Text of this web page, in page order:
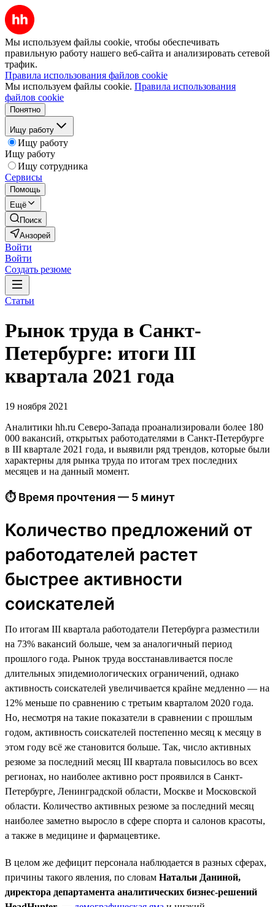
Мы используем файлы cookie, чтобы обеспечивать
правильную работу нашего веб-сайта и анализировать сетевой
трафик.
Правила использования файлов cookie
Мы используем файлы cookie. Правила использования
файлов cookie
Понятно
Ищу работу
Ищу работу
Ищу работу
Ищу сотрудника
Сервисы
Помощь
Ещё
Поиск
Анзорей
Войти
Войти
Создать резюме
Статьи
Рынок труда в Санкт-
Петербурге: итоги III
квартала 2021 года
19 ноября 2021
Аналитики hh.ru Северо-Запада проанализировали более 180
000 вакансий, открытых работодателями в Санкт-Петербурге
в III квартале 2021 года, и выявили ряд трендов, которые были
характерны для рынка труда по итогам трех последних
месяцев и на данный момент.
⏱ Время прочтения — 5 минут
Количество предложений от
работодателей растет
быстрее активности
соискателей
По итогам III квартала работодатели Петербурга разместили
на 73% вакансий больше, чем за аналогичный период
прошлого года. Рынок труда восстанавливается после
длительных эпидемиологических ограничений, однако
активность соискателей увеличивается крайне медленно — на
12% меньше по сравнению с третьим кварталом 2020 года.
Но, несмотря на такие показатели в сравнении с прошлым
годом, активность соискателей постепенно месяц к месяцу в
этом году всё же становится больше. Так, число активных
резюме за последний месяц III квартала повысилось во всех
регионах, но наиболее активно рост проявился в Санкт-
Петербурге, Ленинградской области, Москве и Московской
области. Количество активных резюме за последний месяц
наиболее заметно выросло в сфере спорта и салонов красоты,
а также в медицине и фармацевтике.
В целом же дефицит персонала наблюдается в разных сферах,
причины такого явления, по словам Натальи Даниной,
директора департамента аналитических бизнес-решений